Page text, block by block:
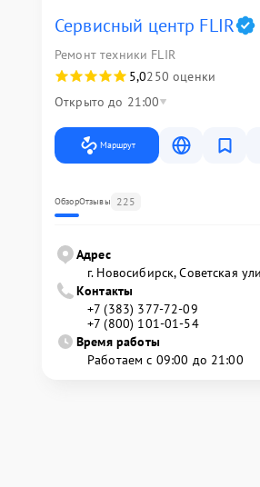
Сервисный центр FLIR
Ремонт техники FLIR
5,0250 оценки
Открыто до 21:00
Маршрут
ОбзорОтзывы 225
Адрес
г. Новосибирск, Советская
Контакты
+7 (383) 377-72-09
+7 (800) 101-01-54
Время работы
Работаем с 09:00 до 21:00